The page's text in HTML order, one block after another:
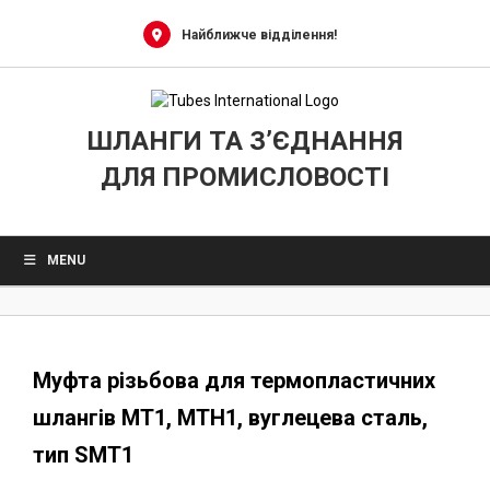
Найближче відділення!
ШЛАНГИ ТА З’ЄДНАННЯ
ДЛЯ ПРОМИСЛОВОСТІ
MENU
Муфта різьбова для термопластичних
шлангів MT1, MTH1, вуглецева сталь,
тип SMT1